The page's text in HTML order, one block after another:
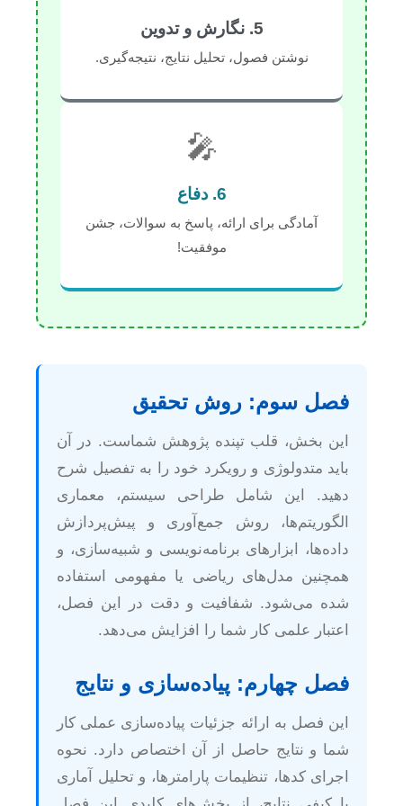
5. نگارش و تدوین
نوشتن فصول، تحلیل نتایج، نتیجه‌گیری.
🎤
6. دفاع
آمادگی برای ارائه، پاسخ به سوالات، جشن
موفقیت!
فصل سوم: روش تحقیق
این بخش، قلب تپنده پژوهش شماست. در آن
باید متدولوژی و رویکرد خود را به تفصیل شرح
دهید. این شامل طراحی سیستم، معماری
الگوریتم‌ها، روش جمع‌آوری و پیش‌پردازش
داده‌ها، ابزارهای برنامه‌نویسی و شبیه‌سازی، و
همچنین مدل‌های ریاضی یا مفهومی استفاده
شده می‌شود. شفافیت و دقت در این فصل،
اعتبار علمی کار شما را افزایش می‌دهد.
فصل چهارم: پیاده‌سازی و نتایج
این فصل به ارائه جزئیات پیاده‌سازی عملی کار
شما و نتایج حاصل از آن اختصاص دارد. نحوه
اجرای کدها، تنظیمات پارامترها، و تحلیل آماری